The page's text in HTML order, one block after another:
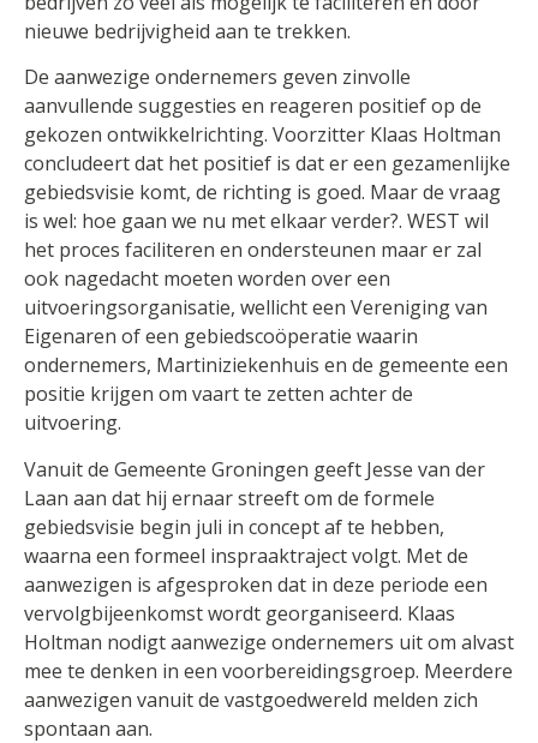
nieuwe bedrijvigheid aan te trekken.
De aanwezige ondernemers geven zinvolle
aanvullende suggesties en reageren positief op de
gekozen ontwikkelrichting. Voorzitter Klaas Holtman
concludeert dat het positief is dat er een gezamenlijke
gebiedsvisie komt, de richting is goed. Maar de vraag
is wel: hoe gaan we nu met elkaar verder?. WEST wil
het proces faciliteren en ondersteunen maar er zal
ook nagedacht moeten worden over een
uitvoeringsorganisatie, wellicht een Vereniging van
Eigenaren of een gebiedscoöperatie waarin
ondernemers, Martiniziekenhuis en de gemeente een
positie krijgen om vaart te zetten achter de
uitvoering.
Vanuit de Gemeente Groningen geeft Jesse van der
Laan aan dat hij ernaar streeft om de formele
gebiedsvisie begin juli in concept af te hebben,
waarna een formeel inspraaktraject volgt. Met de
aanwezigen is afgesproken dat in deze periode een
vervolgbijeenkomst wordt georganiseerd. Klaas
Holtman nodigt aanwezige ondernemers uit om alvast
mee te denken in een voorbereidingsgroep. Meerdere
aanwezigen vanuit de vastgoedwereld melden zich
spontaan aan.